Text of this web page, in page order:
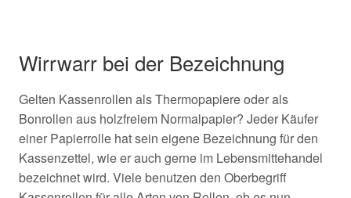
Wirrwarr bei der Bezeichnung
Gelten Kassenrollen als Thermopapiere oder als
Bonrollen aus holzfreiem Normalpapier? Jeder Käufer
einer Papierrolle hat sein eigene Bezeichnung für den
Kassenzettel, wie er auch gerne im Lebensmittehandel
bezeichnet wird. Viele benutzen den Oberbegriff